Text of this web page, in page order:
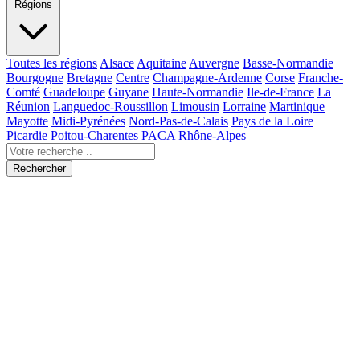
Régions
Toutes les régions Alsace Aquitaine Auvergne Basse-Normandie
Bourgogne Bretagne Centre Champagne-Ardenne Corse Franche-
Comté Guadeloupe Guyane Haute-Normandie Ile-de-France La
Réunion Languedoc-Roussillon Limousin Lorraine Martinique
Mayotte Midi-Pyrénées Nord-Pas-de-Calais Pays de la Loire
Picardie Poitou-Charentes PACA Rhône-Alpes
Rechercher